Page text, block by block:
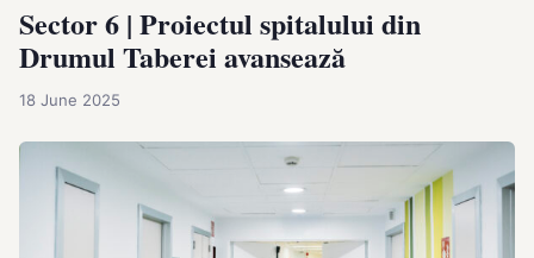
Sector 6 | Proiectul spitalului din
Drumul Taberei avansează
18 June 2025